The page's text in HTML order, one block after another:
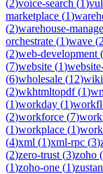
(2)voice-search (1)
marketplace (1)
(2)warehouse-
orchestrate (1)wave (2
(2)web-development (
(7)website (1)
(6)wholesale (12)wiki
(2)wkhtmltopdf(1)
(1)workday (1)
(2)workforce (7)
(1)workplace (1)
(4)xml (1)xml-rpc (3)
(2)zero-trust (3)zoho (
(1)zoho-one (1)